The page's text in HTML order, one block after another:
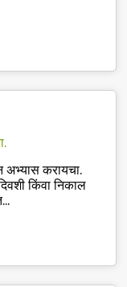
अभ्यास करायचा.
किंवा निकाल